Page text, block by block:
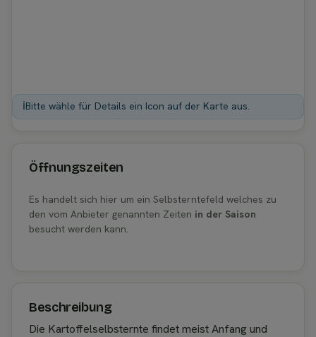
ℹ️Bitte wähle für Details ein Icon auf der Karte aus.
Öffnungszeiten
Es handelt sich hier um ein Selbsterntefeld welches zu
den vom Anbieter genannten Zeiten in der Saison
besucht werden kann.
Beschreibung
Die Kartoffelselbsternte findet meist Anfang und